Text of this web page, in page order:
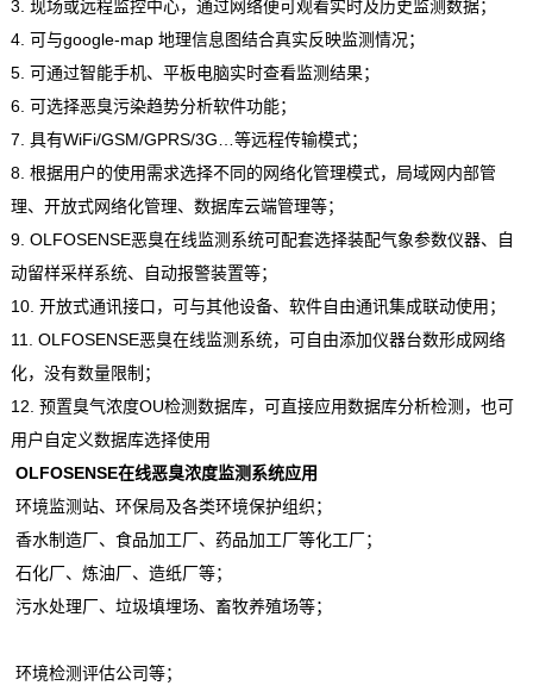
3. 现场或远程监控中心，通过网络便可观看实时及历史监测数据；
4. 可与google-map 地理信息图结合真实反映监测情况；
5. 可通过智能手机、平板电脑实时查看监测结果；
6. 可选择恶臭污染趋势分析软件功能；
7. 具有WiFi/GSM/GPRS/3G…等远程传输模式；
8. 根据用户的使用需求选择不同的网络化管理模式，局域网内部管
理、开放式网络化管理、数据库云端管理等；
9. OLFOSENSE恶臭在线监测系统可配套选择装配气象参数仪器、自
动留样采样系统、自动报警装置等；
10. 开放式通讯接口，可与其他设备、软件自由通讯集成联动使用；
11. OLFOSENSE恶臭在线监测系统，可自由添加仪器台数形成网络
化，没有数量限制；
12. 预置臭气浓度OU检测数据库，可直接应用数据库分析检测，也可
用户自定义数据库选择使用
OLFOSENSE在线恶臭浓度监测系统应用
环境监测站、环保局及各类环境保护组织；
香水制造厂、食品加工厂、药品加工厂等化工厂；
石化厂、炼油厂、造纸厂等；
污水处理厂、垃圾填埋场、畜牧养殖场等；
环境检测评估公司等；